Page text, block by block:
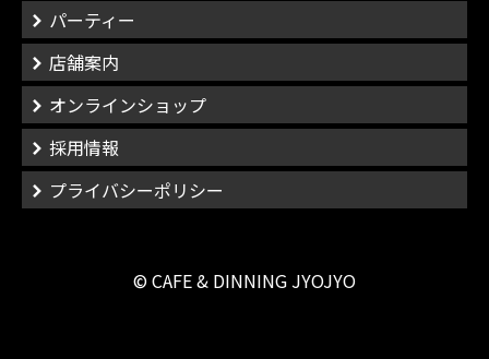
パーティー
店舗案内
オンラインショップ
採用情報
プライバシーポリシー
© CAFE & DINNING JYOJYO